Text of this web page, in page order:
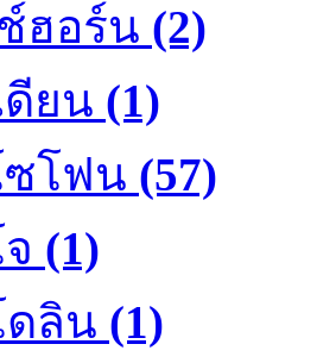
ฮอร์น (2)
ดียน (1)
โฟน (57)
(1)
ลิน (1)